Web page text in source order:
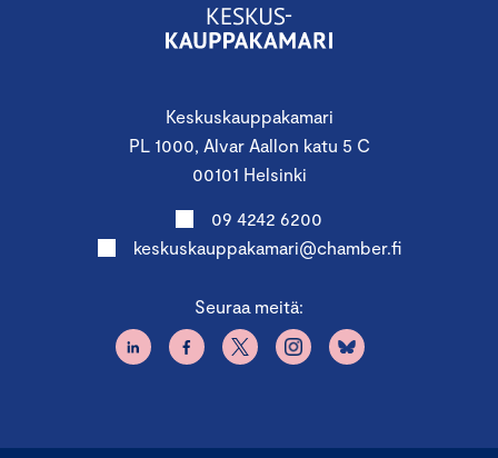
Keskuskauppakamari
PL 1000, Alvar Aallon katu 5 C
00101 Helsinki
09 4242 6200
keskuskauppakamari@chamber.fi
Seuraa meitä: